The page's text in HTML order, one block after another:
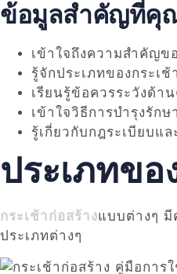
ข้อมูลสำคัญที่คุ
เข้าใจถึงความสำคัญข
รู้จักประเภทของกระเ
เรียนรู้ข้อควรระวังด้า
เข้าใจวิธีการบำรุงรักษ
รู้เกี่ยวกับกฎระเบียบแ
ประเภทขอ
กระเช้าก่อสร้างแบบต่างๆ
ประเภทต่างๆ